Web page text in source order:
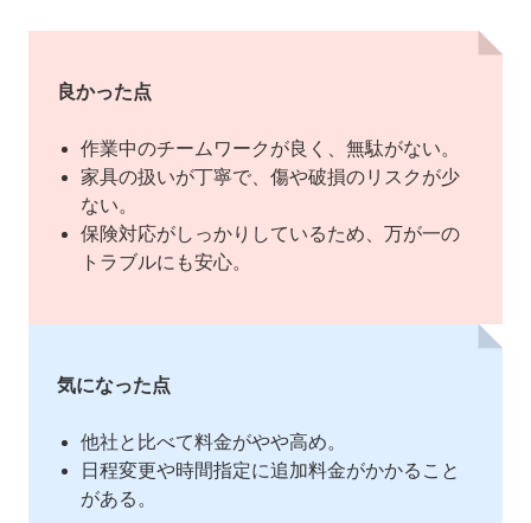
良かった点
作業中のチームワークが良く、無駄がない。
家具の扱いが丁寧で、傷や破損のリスクが少
ない。
保険対応がしっかりしているため、万が一の
トラブルにも安心。
気になった点
他社と比べて料金がやや高め。
日程変更や時間指定に追加料金がかかること
がある。